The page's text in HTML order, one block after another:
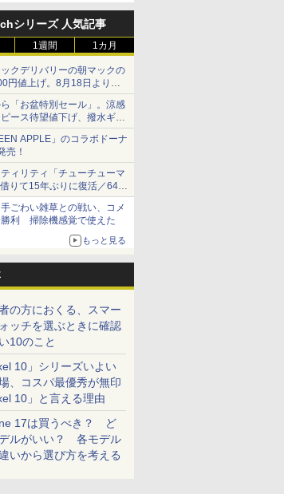
シリーズ 人気記事
1週間 1カ月
クデリバリーの朝マックの
円値上げ。8月18日より
「お盆特別セール」。涼感
ース待望値下げ、撥水ギア
に
APPLE」のコラボドーナ
売！
ィリティ「チューチューマ
りて15年ぶりに復活／64bit
、「Chrome」も走り回
年末まで500円
手ごわい雑草との戦い、コメ
勝利 掃除機感覚で使えた
もっと見る
の方におくる、スマー
ッチを選ぶときに確認
10のこと
10」シリーズいよい
、コスパ最優秀が無印
10」と言える理由
17は買うべき？ ど
ルがいい？ 各モデル
いから選び方を考える